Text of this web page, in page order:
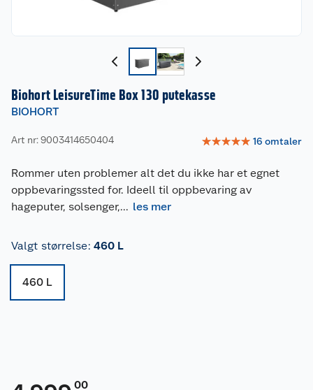
Biohort LeisureTime Box 130 putekasse
BIOHORT
Art nr: 9003414650404 ☆☆☆☆☆ 16 omtaler
Rommer uten problemer alt det du ikke har et egnet
oppbevaringssted for. Ideell til oppbevaring av
hageputer, solsenger,... les mer
Valgt størrelse: 460 L
460 L
00